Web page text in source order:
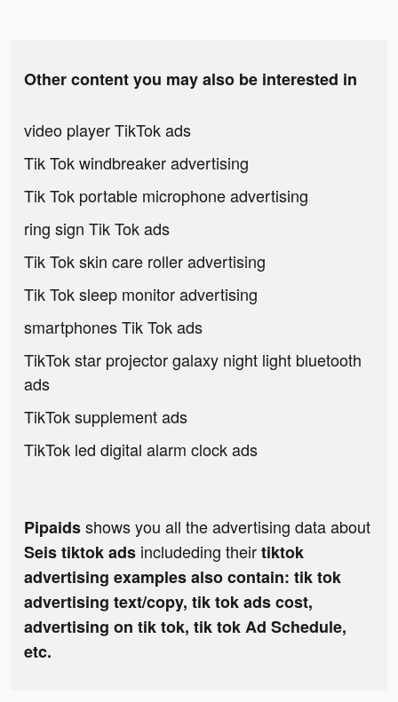
Other content you may also be interested in
video player TikTok ads
Tik Tok windbreaker advertising
Tik Tok portable microphone advertising
ring sign Tik Tok ads
Tik Tok skin care roller advertising
Tik Tok sleep monitor advertising
smartphones Tik Tok ads
TikTok star projector galaxy night light bluetooth
ads
TikTok supplement ads
TikTok led digital alarm clock ads
Pipaidsshows you all the advertising data about
Seis tiktok ads includeding theirtiktok
advertising examples also contain: tik tok
advertising text/copy, tik tok ads cost,
advertising on tik tok, tik tok Ad Schedule,
etc.